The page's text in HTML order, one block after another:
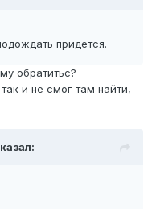
придется.
обратитьс?
и не смог там найти,